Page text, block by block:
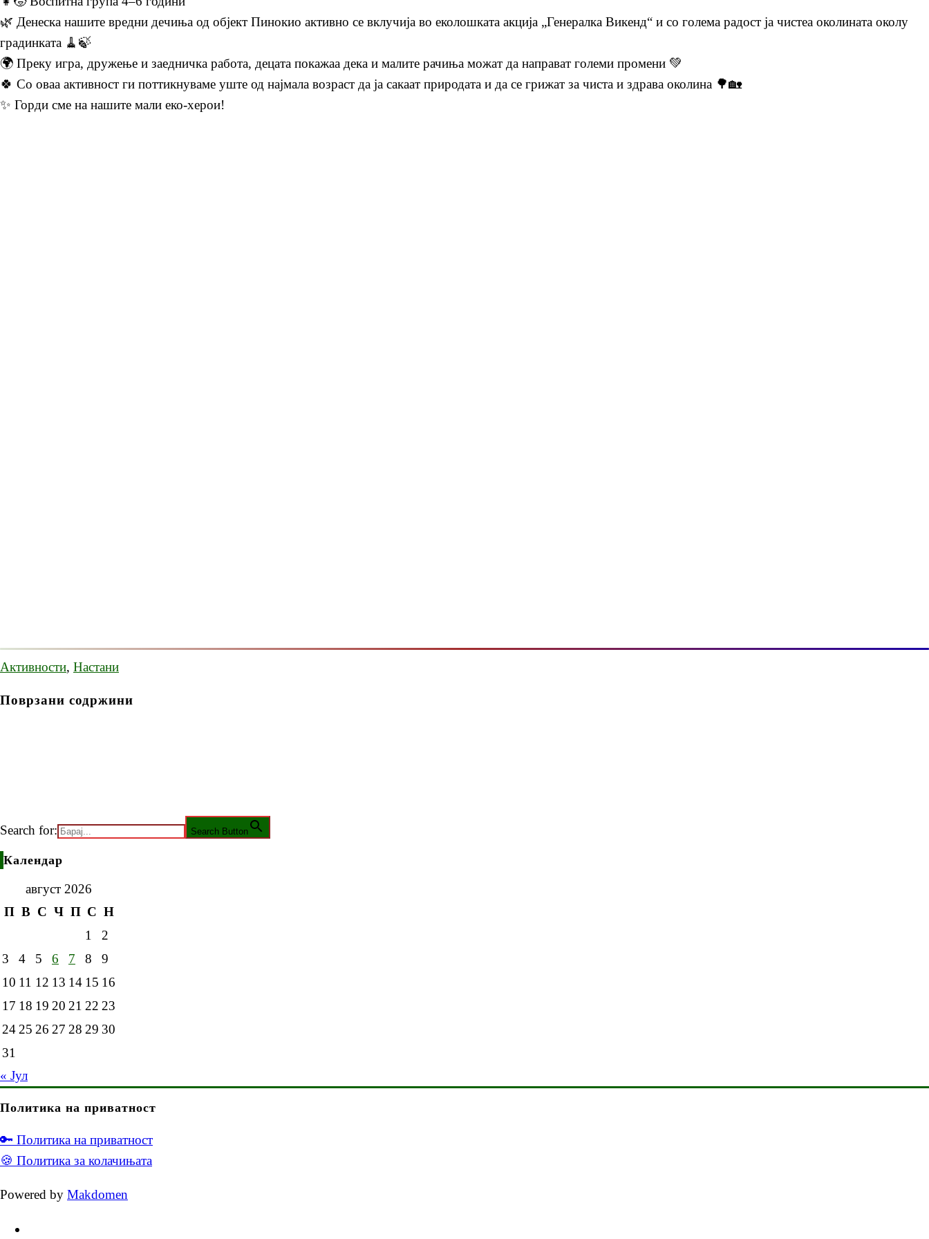
🌿 Денеска нашите вредни дечиња од објект Пинокио активно се вклучија во еколошката акција „Генералка Викенд“ и со голема радост ја чистеа околината околу
градинката 🧹🍃
🌍 Преку игра, дружење и заедничка работа, децата покажаа дека и малите рачиња можат да направат големи промени 💚
🍀 Со оваа активност ги поттикнуваме уште од најмала возраст да ја сакаат природата и да се грижат за чиста и здрава околина 🌳🏡
✨ Горди сме на нашите мали еко-херои!
Активности, Настани
Поврзани содржини
Search for: Search Button
Календар
август 2026
П В С Ч П С Н
1
2
3
4 5 6 7 8
9
10 11 12 13 14 15 16
17 18 19 20 21 22 23
2425 26 27 28 29 30
31
« Јул
Политика на приватност
🔑 Политика на приватност
🍪 Политика за колачињата
Powered by Makdomen